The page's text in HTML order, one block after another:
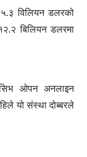
५.३ विलियन डलरको
बिलियन डलरमा
ओपन अनलाइन
यो संस्था दोब्बरले